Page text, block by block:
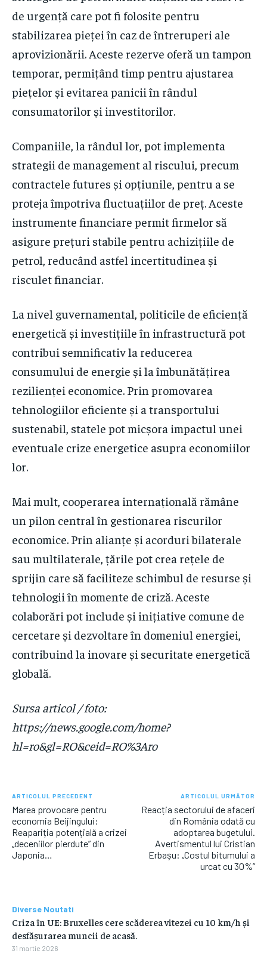
de urgență care pot fi folosite pentru
stabilizarea pieței în caz de întreruperi ale
aprovizionării. Aceste rezerve oferă un tampon
temporar, permițând timp pentru ajustarea
piețelor și evitarea panicii în rândul
consumatorilor și investitorilor.
Companiile, la rândul lor, pot implementa
strategii de management al riscului, precum
contractele futures și opțiunile, pentru a se
proteja împotriva fluctuațiilor de preț. Aceste
instrumente financiare permit firmelor să
asigure prețuri stabile pentru achizițiile de
petrol, reducând astfel incertitudinea și
risculet financiar.
La nivel guvernamental, politicile de eficiență
energetică și investițiile în infrastructură pot
contribui semnificativ la reducerea
consumului de energie și la îmbunătățirea
rezilienței economice. Prin promovarea
tehnologiilor eficiente și a transportului
sustenabil, statele pot micșora impactul unei
eventuale crize energetice asupra economiilor
lor.
Mai mult, cooperarea internațională rămâne
un pilon central în gestionarea riscurilor
economice. Prin alianțe și acorduri bilaterale
sau multilaterale, țările pot crea rețele de
sprijin care să faciliteze schimbul de resurse și
tehnologii în momente de criză. Aceste
colaborări pot include și inițiative comune de
cercetare și dezvoltare în domeniul energiei,
contribuind la inovare și securitate energetică
globală.
Sursa articol / foto:
https://news.google.com/home?
hl=ro&gl=RO&ceid=RO%3Aro
ARTICOLUL PRECEDENT
Marea provocare pentru
economia Beijingului:
Reapariția potențială a crizei
„deceniilor pierdute” din
Japonia…
ARTICOLUL URMĂTOR
Reacția sectorului de afaceri
din România odată cu
adoptarea bugetului.
Avertismentul lui Cristian
Erbașu: „Costul bitumului a
urcat cu 30%”
Diverse Noutati
Criza în UE: Bruxelles cere scăderea vitezei cu 10 km/h și
desfășurarea muncii de acasă.
31 martie 2026